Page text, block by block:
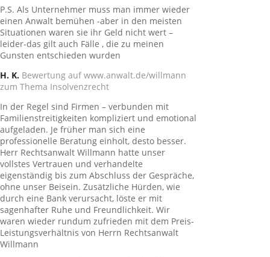
P.S. Als Unternehmer muss man immer wieder
einen Anwalt bemühen -aber in den meisten
Situationen waren sie ihr Geld nicht wert –
leider-das gilt auch Fälle , die zu meinen
Gunsten entschieden wurden
H. K. Bewertung auf www.anwalt.de/willmann
zum Thema Insolvenzrecht
In der Regel sind Firmen – verbunden mit
Familienstreitigkeiten kompliziert und emotional
aufgeladen. Je früher man sich eine
professionelle Beratung einholt, desto besser.
Herr Rechtsanwalt Willmann hatte unser
vollstes Vertrauen und verhandelte
eigenständig bis zum Abschluss der Gespräche,
ohne unser Beisein. Zusätzliche Hürden, wie
durch eine Bank verursacht, löste er mit
sagenhafter Ruhe und Freundlichkeit. Wir
waren wieder rundum zufrieden mit dem Preis-
Leistungsverhältnis von Herrn Rechtsanwalt
Willmann